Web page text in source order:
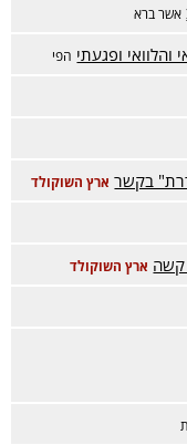
אשר ברא
ופגעתי הפי
בקשר ארץ השוקולד
קשה ארץ השוקולד